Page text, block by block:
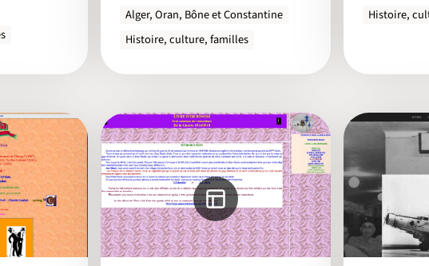
Alger, Oran, Bône et Constantine
Histoire, culture, familles
Histoire,